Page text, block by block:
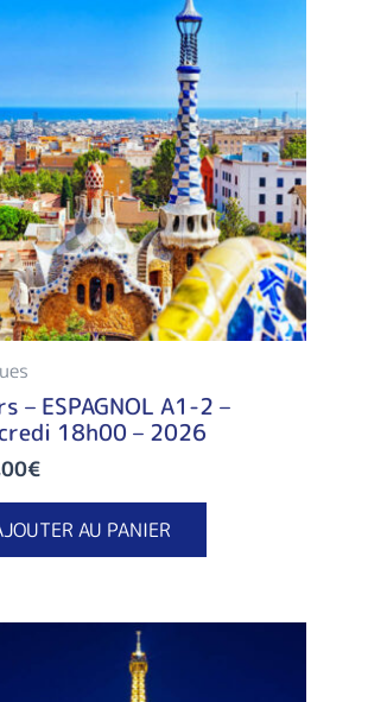
– ESPAGNOL A1-2 –
18h00 – 2026
€
AU PANIER